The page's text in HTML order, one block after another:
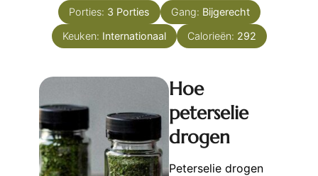
Porties: 3 Porties Gang: Bijgerecht
Keuken: Internationaal Calorieën: 292
Hoe
peterselie
drogen
Peterselie drogen